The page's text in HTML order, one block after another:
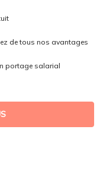
de tous nos avantages
portage salarial